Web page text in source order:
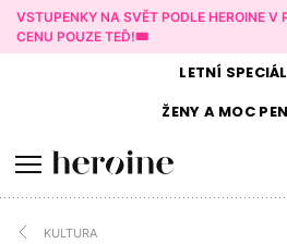
VSTUPENKY NA SVĚT PODLE HEROINE V
CENU POUZE TEĎ!🎟️
LETNÍ SPECIÁL
ŽENY AMOC
KULTURA